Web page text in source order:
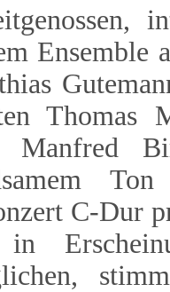
Ensemble
Thomas
Manfred
C-Dur